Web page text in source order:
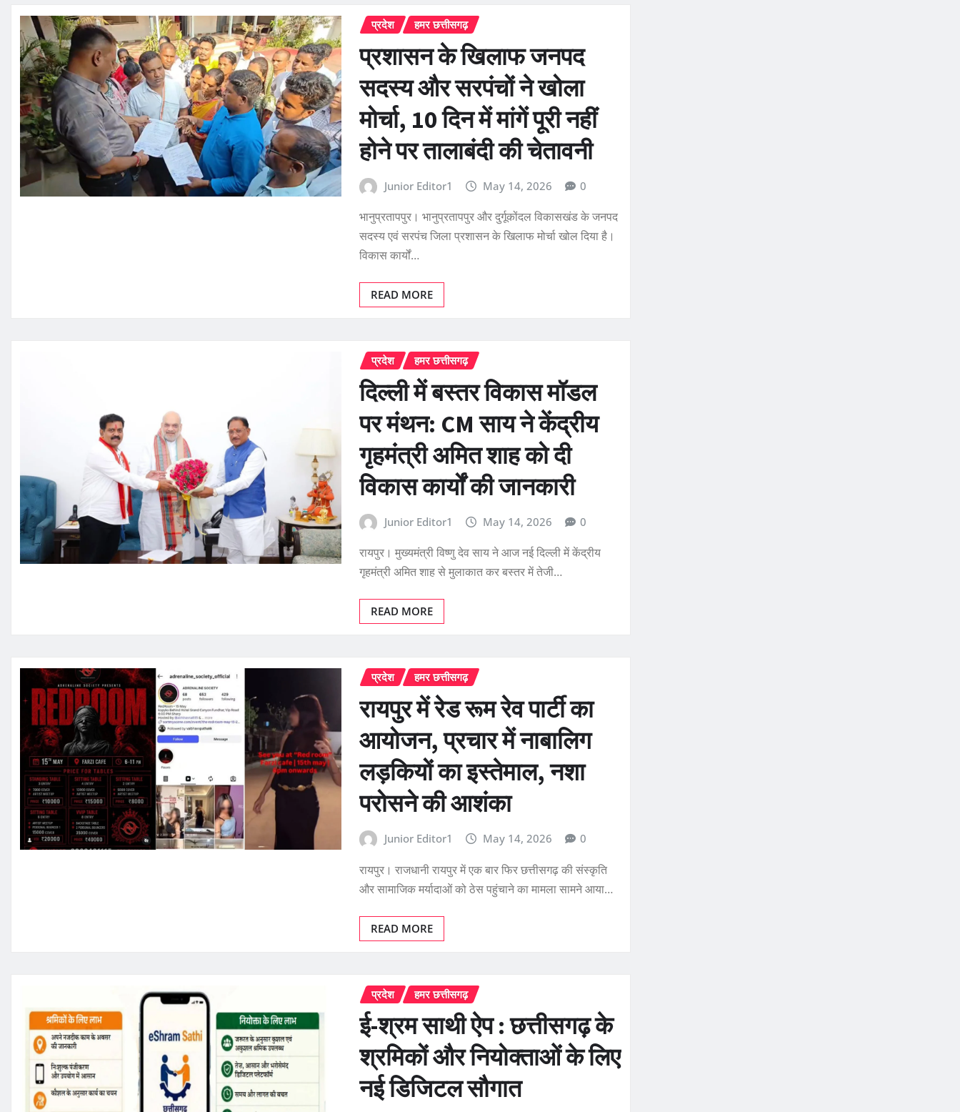
प्रदेश हमर छत्तीसगढ़
प्रशासन के खिलाफ जनपद
सदस्य और सरपंचों ने खोला
मोर्चा, 10 दिन में मांगें पूरी नहीं
होने पर तालाबंदी की चेतावनी
Junior Editor1 May 14, 2026 0
भानुप्रतापपुर। भानुप्रतापपुर और दुर्गूकोंदल विकासखंड के जनपद
सदस्य एवं सरपंच जिला प्रशासन के खिलाफ मोर्चा खोल दिया है।
विकास कार्यों…
READ MORE
प्रदेश हमर छत्तीसगढ़
दिल्ली में बस्तर विकास मॉडल
पर मंथन: CM साय ने केंद्रीय
गृहमंत्री अमित शाह को दी
विकास कार्यों की जानकारी
Junior Editor1 May 14, 2026 0
रायपुर। मुख्यमंत्री विष्णु देव साय ने आज नई दिल्ली में केंद्रीय
गृहमंत्री अमित शाह से मुलाकात कर बस्तर में तेजी…
READ MORE
प्रदेश हमर छत्तीसगढ़
रायपुर में रेड रूम रेव पार्टी का
आयोजन, प्रचार में नाबालिग
लड़कियों का इस्तेमाल, नशा
परोसने की आशंका
Junior Editor1 May 14, 2026 0
रायपुर। राजधानी रायपुर में एक बार फिर छत्तीसगढ़ की संस्कृति
और सामाजिक मर्यादाओं को ठेस पहुंचाने का मामला सामने आया…
READ MORE
प्रदेश हमर छत्तीसगढ़
ई-श्रम साथी ऐप : छत्तीसगढ़ के
श्रमिकों और नियोक्ताओं के लिए
नई डिजिटल सौगात